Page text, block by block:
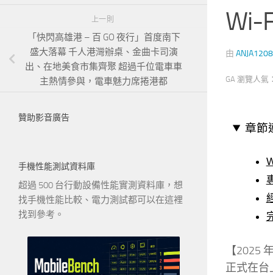
Wi-
由 ANJA1208
GA 瀏覽人氣
章節
【2025
正式在台
上一則
「快閃高雄港 – 百 GO 夜行」首度南下
盛大落幕 千人港灣辦桌、金曲卡司演
出、在地美食市集齊聚 超過千位電車車
主熱情參與，電車魅力席捲港都
贊助影音廣告
手機性能測試資料庫
超過 500 台行動設備性能實測資料庫，想
找手機性能比較、電力測試都可以在這裡
找到參考。